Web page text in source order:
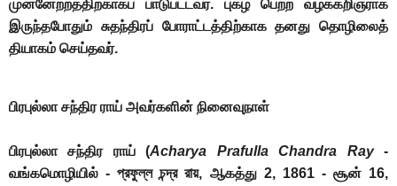
முன்னேற்றத்திற்காகப் பாடுபட்டவர். புகழ் பெற்ற வழக்கறிஞராக
இருந்தபோதும் சுதந்திரப் போராட்டத்திற்காக தனது தொழிலைத்
தியாகம் செய்தவர்.
பிரபுல்லா சந்திர ராய் அவர்களின் நினைவுநாள்
பிரபுல்லா சந்திர ராய்(Acharya Prafulla Chandra Ray-
வங்கமொழியில் - প্রফুল্ল চন্দ্র রায়, ஆகத்து 2, 1861 - சூன் 16,